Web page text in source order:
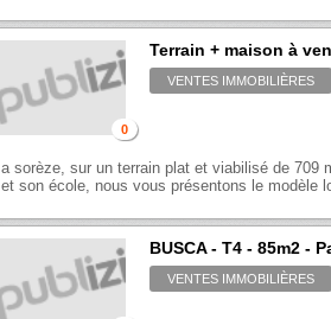
0
Terrain + maison à
VENTES IMMOBILIÈRES
a sorèze, sur un terrain plat et viabilisé de 709
et son école, nous vous présentons le modèle
BUSCA - T4 - 85m2 -
VENTES IMMOBILIÈRES